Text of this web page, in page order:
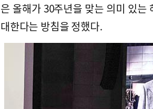
은 올해가 30주년을 맞는 의미 있는
대한다는 방침을 정했다.